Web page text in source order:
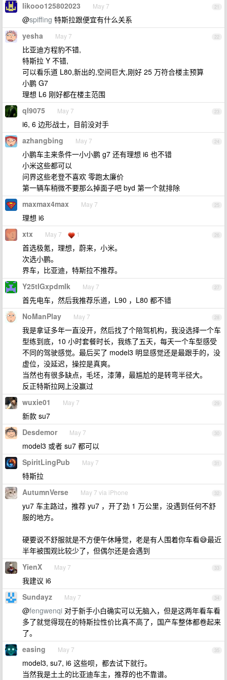
21
likooo125802023 May 7
@spiffing 特斯拉跟便宜有什么关系
22
yesha May 7
比亚迪方程豹不错,
特斯拉 Y 不错,
可以看乐道 L80,新出的,空间巨大,刚好 25 万符合楼主预算
小鹏 G7
理想 L6 刚好都在楼主范围
23
ql9075 May 7
i6, 6 边形战士，目前没对手
24
azhangbing May 7
小鹏车主来条件一小小鹏 g7 还有理想 i6 也不错
小米这些都可以
问界这些老登不喜欢 零跑太廉价
第一辆车稍微不要那么掉面子吧 byd 第一个就排除
25
maxmax4max May 7
理想 i6
26
xtx May 7 1
首选极氪，理想，蔚来，小米。
次选小鹏。
界车，比亚迪，特斯拉不推荐。
27
Y25tIGxpdmlk May 7
首先电车，然后我推荐乐道，L90 ，L80 都不错
28
NoManPlay May 7
我是拿证多年一直没开，然后找了个陪驾机构，我没选择一个车
型练到底，10 小时套餐时长，我练了五天，每天一个车型感受
不同的驾驶感觉。最后买了 model3 明显感觉还是最跟手的，没
虚位，没延迟，操控是真爽。
当然也有很多缺点，毛坯，漆薄，最尴尬的是转弯半径大。
反正特斯拉网上没赢过
29
wuxie01 May 7
新款 su7
30
Desdemor May 7
model3 或者 su7 都可以
31
SpiritLingPub May 7
特斯拉
32
AutumnVerse May 7 via iPhone
yu7 车主路过，推荐 yu7 ，开了劲 1 万公里，没遇到任何不舒
服的地方。
硬要说不舒服就是不方便午休睡觉，老是有人围着你车看😅最近
半年被围观比较少了，但偶尔还是会遇到
33
YienX May 7
我建议 i6
34
Sundayz May 7
@fengwenqi 对于新手小白确实可以无脑入，但是这两年看车看
多了就觉得现在的特斯拉性价比真不高了，国产车整体都卷起来
了。
35
easing May 7
model3, su7, i6 这些呗，都去试下就行。
当然我是土土的比亚迪车主，推荐的也不靠谱。